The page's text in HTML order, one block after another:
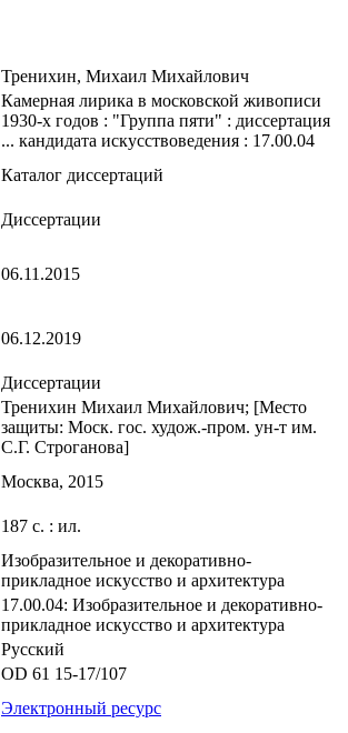
Тренихин, Михаил Михайлович
Камерная лирика в московской живописи
1930-х годов : "Группа пяти" : диссертация
... кандидата искусствоведения : 17.00.04
Каталог диссертаций
Диссертации
06.11.2015
06.12.2019
Диссертации
Тренихин Михаил Михайлович; [Место
защиты: Моск. гос. худож.-пром. ун-т им.
С.Г. Строганова]
Москва, 2015
187 с. : ил.
Изобразительное и декоративно-
прикладное искусство и архитектура
17.00.04: Изобразительное и декоративно-
прикладное искусство и архитектура
Русский
OD 61 15-17/107
Электронный ресурс